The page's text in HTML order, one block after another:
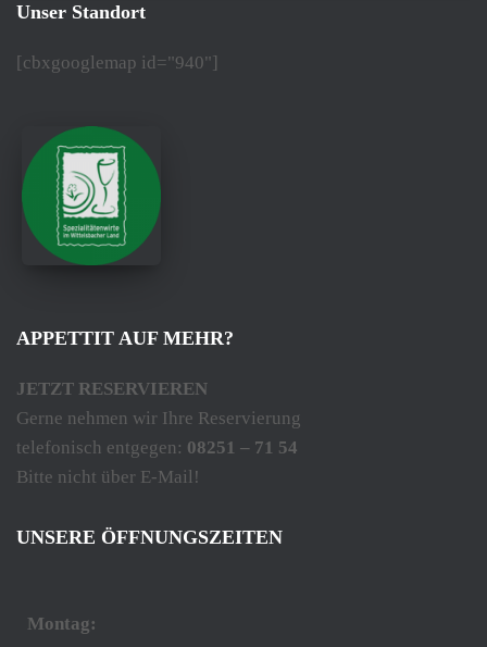
Unser Standort
[cbxgooglemap id="940"]
APPETTIT AUF MEHR?
JETZT RESERVIEREN
Gerne nehmen wir Ihre Reservierung
telefonisch entgegen: 08251 – 71 54
Bitte nicht über E-Mail!
UNSERE ÖFFNUNGSZEITEN
Montag: